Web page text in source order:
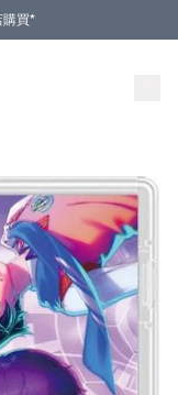
購買*